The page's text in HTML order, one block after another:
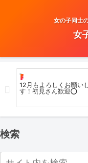
女の子同士
女
お風呂女子こての
12月もよろしくお願い
す！初見さん歓迎⭕️
検索